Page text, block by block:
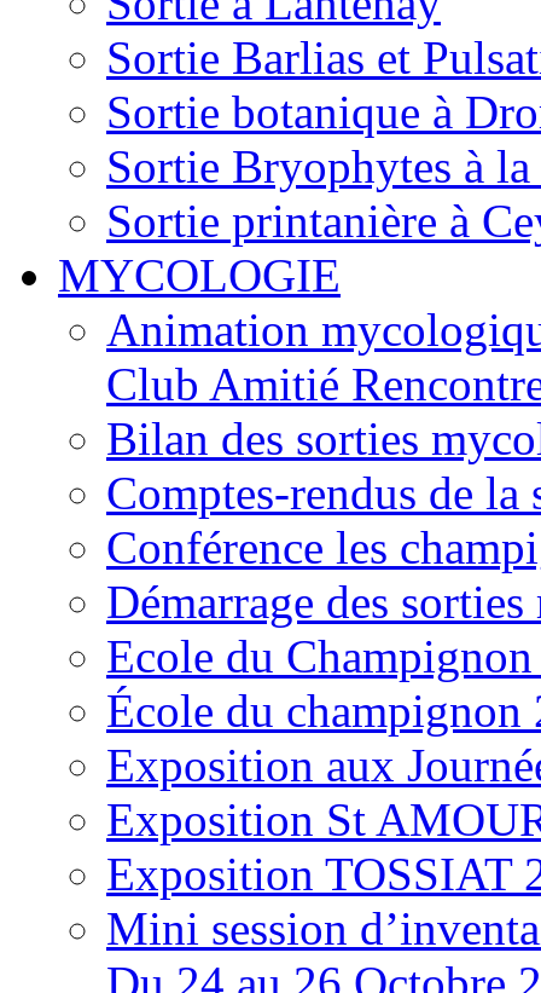
Sortie Barlias et
Sortie botanique à
Sortie Bryophytes à la
Sortie printanière à
MYCOLOGIE
Animation
Club Amitié
Bilan des sorties
Comptes-rendus de
Conférence les
Démarrage des
Ecole du
École du champignon
Exposition aux
Exposition St
Exposition TOSSIAT
Mini session
Du 24 au 26 Octobre